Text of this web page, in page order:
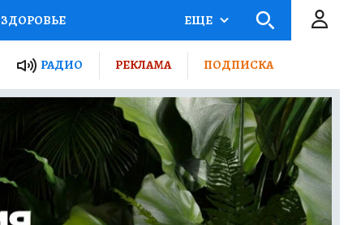
ЗДОРОВЬЕ
ПУТЕВОДИТЕЛЬ
ТУРИЗМ
ВСЕ О КП
ЕЩЕ
РАДИО РЕКЛАМА ПОДПИСКА